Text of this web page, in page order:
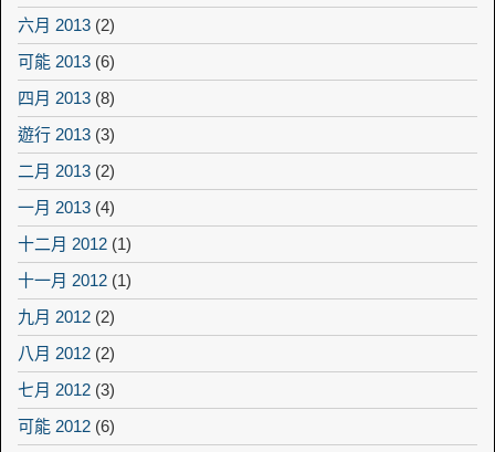
六月 2013 (2)
可能 2013 (6)
四月 2013 (8)
遊行 2013 (3)
二月 2013 (2)
一月 2013 (4)
十二月 2012 (1)
十一月 2012 (1)
九月 2012 (2)
八月 2012 (2)
七月 2012 (3)
可能 2012 (6)